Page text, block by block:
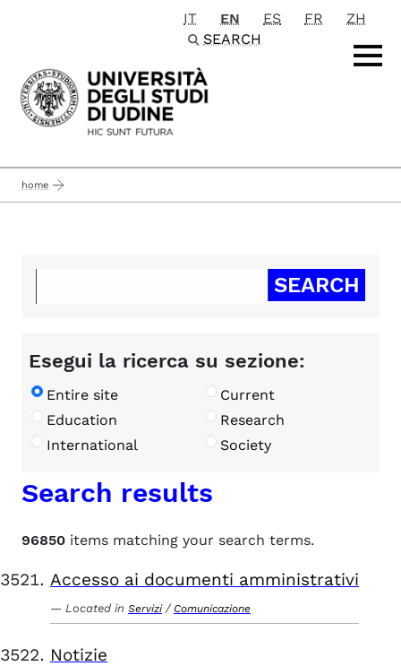
Passa al contenuto principale
IT EN ES FR
ZH
SEARCH
home
Esegui la ricerca su sezione:
Entire site
Current
Education
Research
International
Society
Search results
96850 items matching your search terms.
Accesso ai documenti amministrativi
Located in Servizi / Comunicazione
Notizie